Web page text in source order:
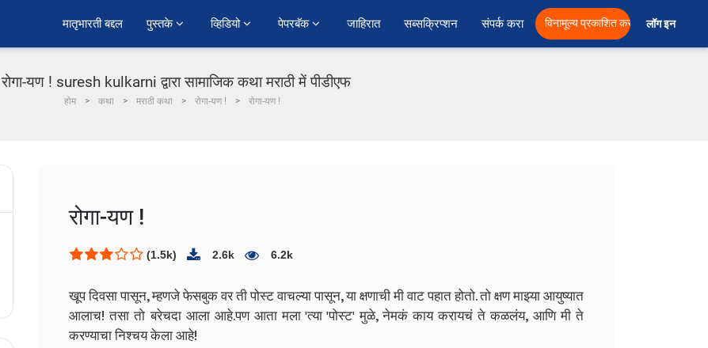
﻿मातृभारती बद्दल पुस्तके व्हिडियो पेपरबॅक जाहिरात सब्सक्रिप्शन संपर्क करा विनामूल्य प्रकाशित करा लॉग इन
रोगा-यण ! suresh kulkarni द्वारा सामाजिक कथा मराठी में पीडीएफ
होम कथा मराठी कथा रोगा-यण ! रोगा-यण !
रोगा-यण !
(1.5k) 2.6k 6.2k
खूप दिवसा पासून, म्हणजे फेसबुक वर ती पोस्ट वाचल्या पासून, या क्षणाची मी वाट पहात होतो. तो क्षण माझ्या आयुष्यात
आलाच! तसा तो बरेचदा आला आहे.पण आता मला 'त्या 'पोस्ट' मुळे, नेमकं काय करायचं ते कळलंय, आणि मी ते
करण्याचा निश्चय केला आहे!